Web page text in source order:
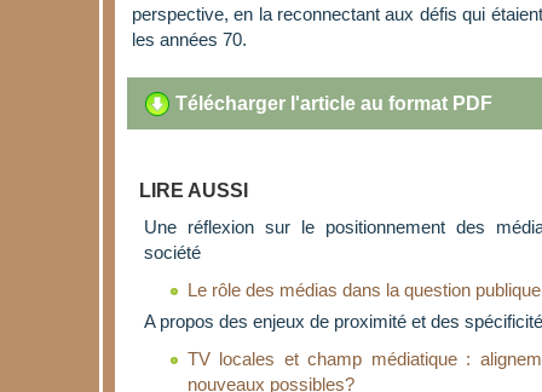
perspective, en la reconnectant aux défis qui
les années 70.
Télécharger l'article au format PDF
LIRE AUSSI
Une réflexion sur le positionnement des
société
Le rôle des médias dans la question
A propos des enjeux de proximité et des
TV locales et champ médiatique :
nouveaux possibles?